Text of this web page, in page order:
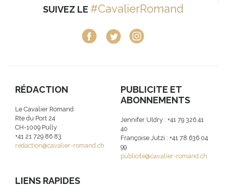
SUIVEZ LE #CavalierRomand
RÉDACTION
Le Cavalier Romand
Rte du Port 24
CH-1009 Pully
+41 21 729 86 83
redaction@cavalier-romand.ch
PUBLICITE ET
ABONNEMENTS
Jennifer Uldry : +41 79 326 41
40
Françoise Jutzi : +41 78 636 04
99
publicite@cavalier-romand.ch
LIENS RAPIDES